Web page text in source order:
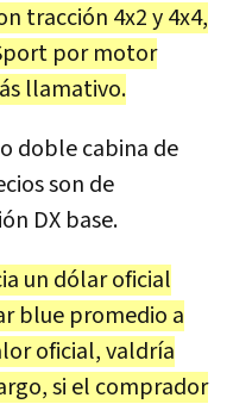
tracción 4x2 y 4x4,
por motor
llamativo.
doble cabina de
son de
DX base.
un dólar oficial
blue promedio a
oficial, valdría
si el comprador